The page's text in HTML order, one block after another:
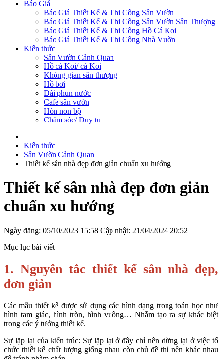
Báo Giá
Báo Giá Thiết Kế & Thi Công Sân Vườn
Báo Giá Thiết Kế & Thi Công Sân Vườn Sân Thượng
Báo Giá Thiết Kế & Thi Công Hồ Cá Koi
Báo Giá Thiết Kế & Thi Công Nhà Vườn
Kiến thức
Sân Vườn Cảnh Quan
Hồ cá Koi/ cá Koi
Không gian sân thượng
Hồ bơi
Đài phun nước
Cafe sân vườn
Hòn non bộ
Chăm sóc/ Duy tu
Kiến thức
Sân Vườn Cảnh Quan
Thiết kế sân nhà đẹp đơn giản chuẩn xu hướng
Thiết kế sân nhà đẹp đơn giản
chuẩn xu hướng
Ngày đăng: 05/10/2023 15:58 Cập nhật: 21/04/2024 20:52
Mục lục bài viết
1. Nguyên tắc thiết kế sân nhà đẹp,
đơn giản
Các mẫu thiết kế được sử dụng các hình dạng trong toán học như
hình tam giác, hình tròn, hình vuông… Nhằm tạo ra sự khác biệt
trong các ý tưởng thiết kế.
Sự lặp lại của kiến trúc: Sự lặp lại ở đây chỉ nên dừng lại ở việc tổ
chức thiết kế chất lượng giống nhau còn chủ đề thì nên khác nhau